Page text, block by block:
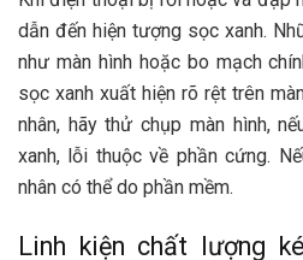
dẫn đến hiện tượng sọc xanh.
như màn hình hoặc bo mạch
sọc xanh xuất hiện rõ rệt trên
nhân, hãy thử chụp màn hình,
xanh, lỗi thuộc về phần cứng.
nhân có thể do phần mềm.
Linh kiện chất lượng